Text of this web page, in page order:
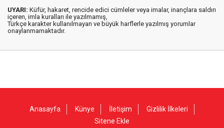
UYARI: Küfür, hakaret, rencide edici cümleler veya imalar, inançlara saldırı
içeren, imla kuralları ile yazılmamış,
Türkçe karakter kullanılmayan ve büyük harflerle yazılmış yorumlar
onaylanmamaktadır.
Anasayfa Künye İletişim
Gizlilik İlkeleri
Sitene Ekle